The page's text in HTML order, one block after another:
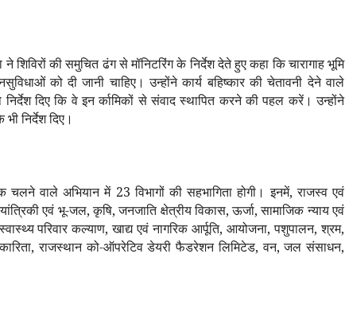
शिविरों की समुचित ढंग से मॉनिटरिंग के निर्देश देते हुए कहा कि चारागाह भूमि
को दी जानी चाहिए। उन्होंने कार्य बहिष्कार की चेतावनी देने वाले
दिए कि वे इन र्कामिकों से संवाद स्थापित करने की पहल करें। उन्होंने
निर्देश दिए।
वाले अभियान में 23 विभागों की सहभागिता होगी। इनमें, राजस्व एवं
एवं भू-जल, कृषि, जनजाति क्षेत्रीय विकास, ऊर्जा, सामाजिक न्याय एवं
परिवार कल्याण, खाद्य एवं नागरिक आर्पूति, आयोजना, पशुपालन, श्रम,
राजस्थान को-ऑपरेटिव डेयरी फैडरेशन लिमिटेड, वन, जल संसाधन,